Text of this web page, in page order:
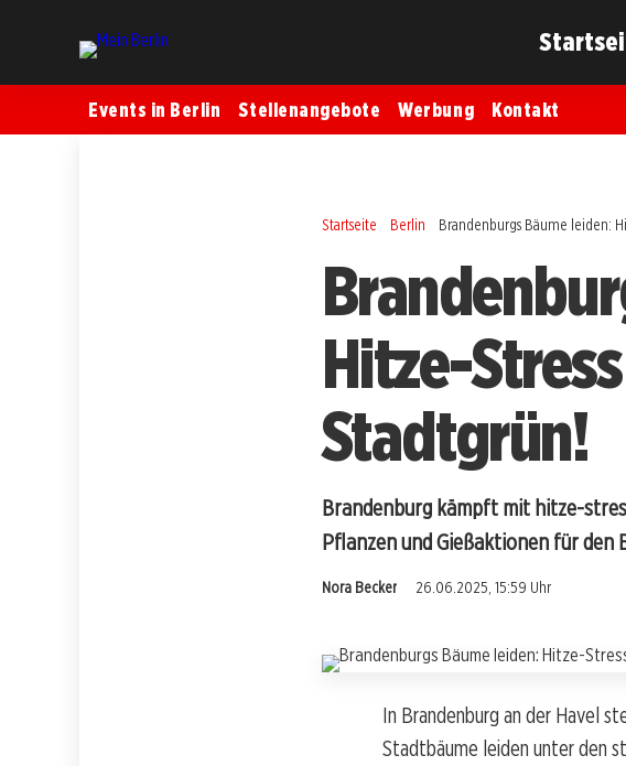
Events in Berlin Stellenangebote Werbung Kontakt
Startseite Berlin Brandenburgs Bäume leiden:
Hitze-
Stadtgrün!
Brandenburg kämpft mit hitze-
Pflanzen und Gießaktionen für den
Nora Becker 26.06.2025, 15:59 Uhr
In Brandenburg an der Havel
Stadtbäume leiden unter den